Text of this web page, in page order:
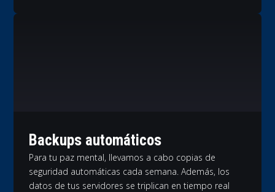
Backups automáticos
Para tu paz mental, llevamos a cabo copias de
seguridad automáticas cada semana. Además, los
datos de tus servidores se triplican en tiempo real